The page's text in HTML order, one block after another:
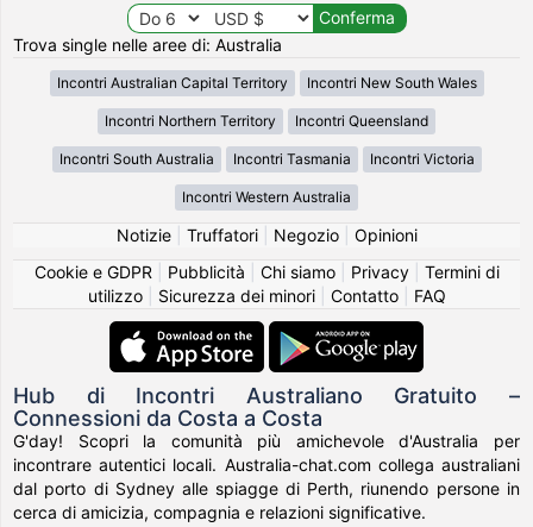
Trova single nelle aree di: Australia
Incontri Australian Capital Territory Incontri New South Wales
Incontri Northern Territory Incontri Queensland
Incontri South Australia Incontri Tasmania Incontri Victoria
Incontri Western Australia
Notizie| Truffatori| Negozio| Opinioni
Cookie e GDPR
Pubblicità Chi siamo| Privacy| Termini di
utilizzo| Sicurezza dei minori| Contatto| FAQ
Hub di Incontri Australiano Gratuito –
Connessioni da Costa a Costa
G'day! Scopri la comunità più amichevole d'Australia per
incontrare autentici locali. Australia-chat.com collega australiani
dal porto di Sydney alle spiagge di Perth, riunendo persone in
cerca di amicizia, compagnia e relazioni significative.